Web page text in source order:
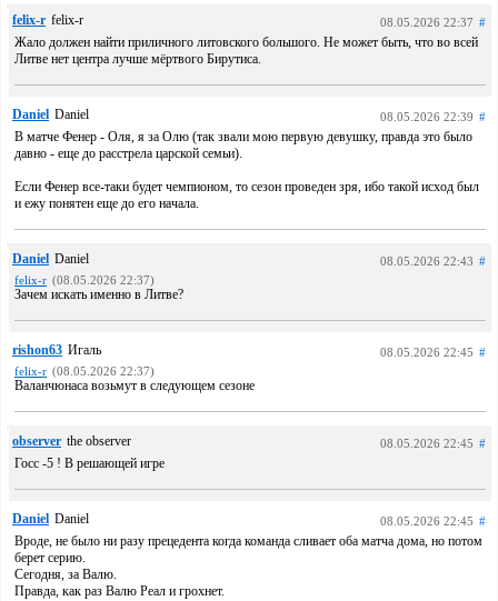
felix-r felix-r 08.05.2026 22:37 #
Жало должен найти приличного литовского большого. Не может быть, что во всей
Литве нет центра лучше мёртвого Бирутиса.
Daniel Daniel 08.05.2026 22:39 #
В матче Фенер - Оля, я за Олю (так звали мою первую девушку, правда это было
давно - еще до расстрела царской семьи).
Если Фенер все-таки будет чемпионом, то сезон проведен зря, ибо такой исход был
и ежу понятен еще до его начала.
Daniel Daniel 08.05.2026 22:43 #
felix-r (08.05.2026 22:37)
Зачем искать именно в Литве?
rishon63 Игаль 08.05.2026 22:45 #
felix-r (08.05.2026 22:37)
Валанчюнаса возьмут в следующем сезоне
observer the observer 08.05.2026 22:45 #
Госс -5 ! В решающей игре
Daniel Daniel 08.05.2026 22:45 #
Вроде, не было ни разу прецедента когда команда сливает оба матча дома, но потом
берет серию.
Сегодня, за Валю.
Правда, как раз Валю Реал и грохнет.